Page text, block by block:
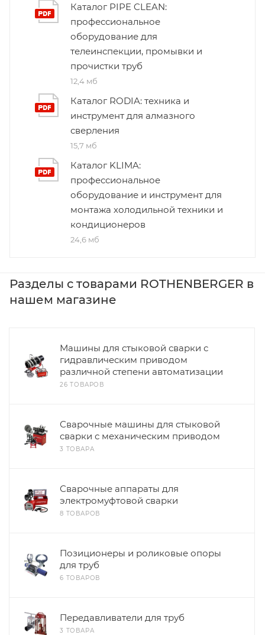
Каталог PIPE CLEAN:
профессиональное
оборудование для
телеинспекции, промывки и
прочистки труб
12,4 мб
Каталог RODIA: техника и
инструмент для алмазного
сверления
15,7 мб
Каталог KLIMA:
профессиональное
оборудование и инструмент для
монтажа холодильной техники и
кондиционеров
24,6 мб
Разделы с товарами ROTHENBERGER в
нашем магазине
Машины для стыковой сварки с
гидравлическим приводом
различной степени автоматизации
26 ТОВАРОВ
Сварочные машины для стыковой
сварки с механическим приводом
3 ТОВАРА
Сварочные аппараты для
электромуфтовой сварки
8 ТОВАРОВ
Позиционеры и роликовые опоры
для труб
6 ТОВАРОВ
Передавливатели для труб
3 ТОВАРА